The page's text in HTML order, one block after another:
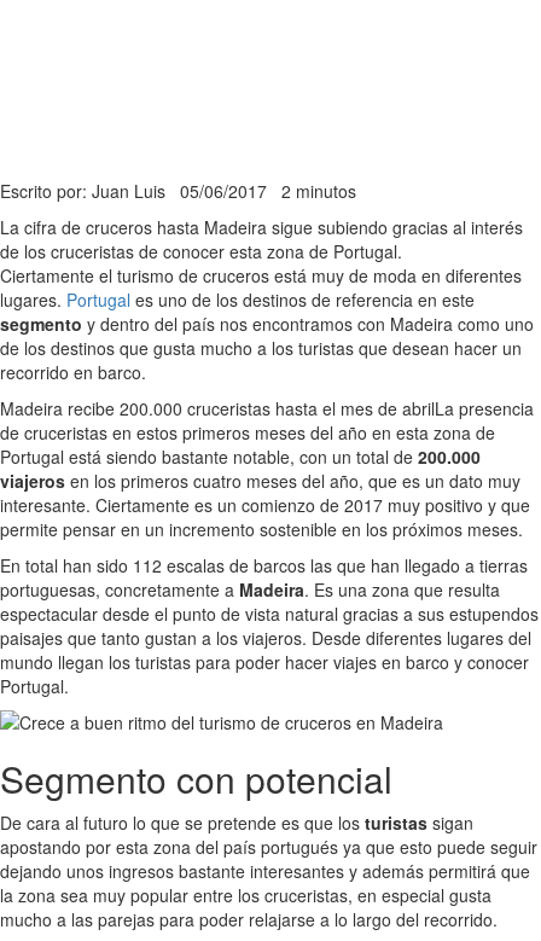
Escrito por: Juan Luis 05/06/2017 2 minutos
La cifra de cruceros hasta Madeira sigue subiendo gracias al interés
de los cruceristas de conocer esta zona de Portugal.
Ciertamente el turismo de cruceros está muy de moda en diferentes
lugares. Portugal es uno de los destinos de referencia en este
segmento y dentro del país nos encontramos con Madeira como uno
de los destinos que gusta mucho a los turistas que desean hacer un
recorrido en barco.
Madeira recibe 200.000 cruceristas hasta el mes de abrilLa presencia
de cruceristas en estos primeros meses del año en esta zona de
Portugal está siendo bastante notable, con un total de 200.000
viajeros en los primeros cuatro meses del año, que es un dato muy
interesante. Ciertamente es un comienzo de 2017 muy positivo y que
permite pensar en un incremento sostenible en los próximos meses.
En total han sido 112 escalas de barcos las que han llegado a tierras
portuguesas, concretamente a Madeira. Es una zona que resulta
espectacular desde el punto de vista natural gracias a sus estupendos
paisajes que tanto gustan a los viajeros. Desde diferentes lugares del
mundo llegan los turistas para poder hacer viajes en barco y conocer
Portugal.
Segmento con potencial
De cara al futuro lo que se pretende es que los turistas sigan
apostando por esta zona del país portugués ya que esto puede seguir
dejando unos ingresos bastante interesantes y además permitirá que
la zona sea muy popular entre los cruceristas, en especial gusta
mucho a las parejas para poder relajarse a lo largo del recorrido.